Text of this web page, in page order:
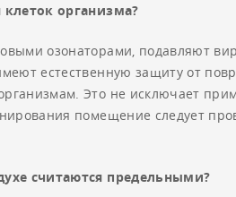
организма?
озонаторами, подавляют
естественную защиту от
Это не исключает
помещение следует
считаются предельными?